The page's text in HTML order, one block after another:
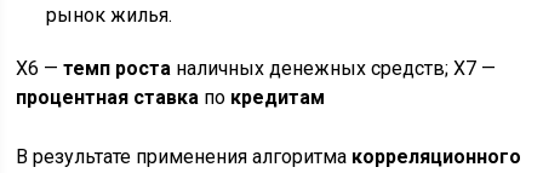
рынок жилья.
X6 —темп роста наличных денежных средств; X7 —
процентная ставка по кредитам
В результате применения алгоритма корреляционного